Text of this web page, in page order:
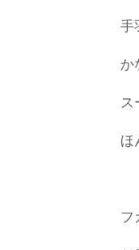
手
か
ス
ほ
フ